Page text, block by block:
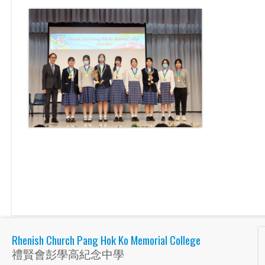
Rhenish Church Pang Hok Ko Memorial College
禮賢會彭學高紀念中學